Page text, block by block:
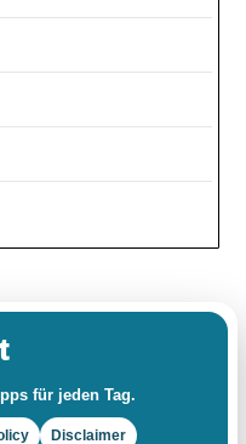
für jeden Tag.
Disclaimer